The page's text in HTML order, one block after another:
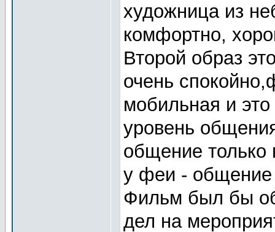
художница из
комфортно,
Второй образ
очень
мобильная и
уровень
общение
у феи - общение
Фильм был бы об
дел на